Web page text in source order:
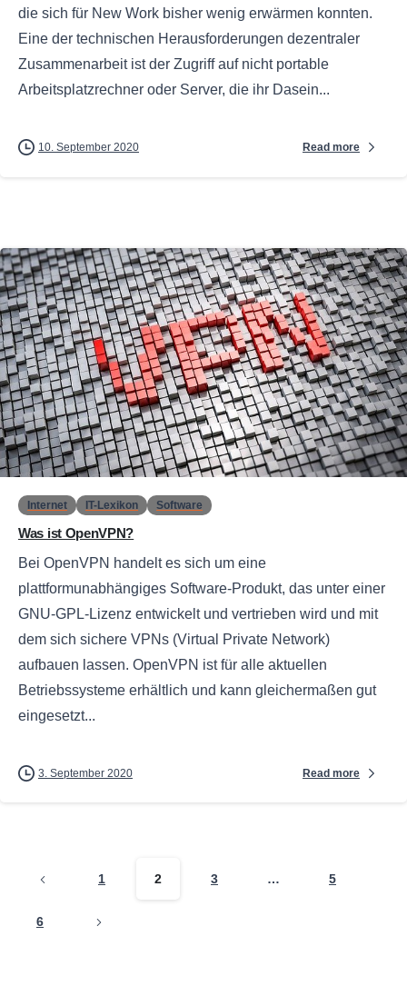
die sich für New Work bisher wenig erwärmen konnten.
Eine der technischen Herausforderungen dezentraler
Zusammenarbeit ist der Zugriff auf nicht portable
Arbeitsplatzrechner oder Server, die ihr Dasein...
10. September 2020 Read more
0
Internet IT-Lexikon Software
Was ist OpenVPN?
Bei OpenVPN handelt es sich um eine
plattformunabhängiges Software-Produkt, das unter einer
GNU-GPL-Lizenz entwickelt und vertrieben wird und mit
dem sich sichere VPNs (Virtual Private Network)
aufbauen lassen. OpenVPN ist für alle aktuellen
Betriebssysteme erhältlich und kann gleichermaßen gut
eingesetzt...
3. September 2020 Read more
1 2 3 … 5
6